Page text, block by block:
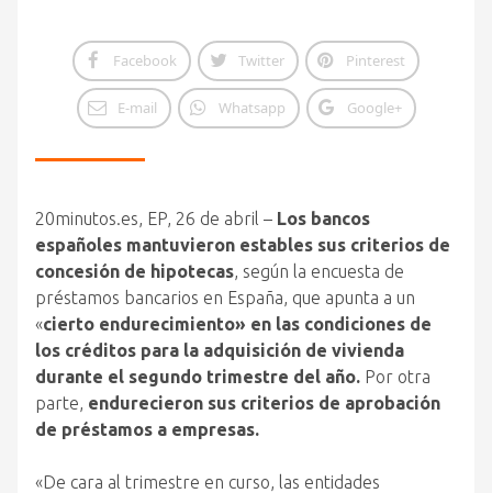
Facebook Twitter Pinterest
E-mail Whatsapp Google+
20minutos.es, EP, 26 de abril – Los bancos
españoles mantuvieron estables sus criterios de
concesión de hipotecas, según la encuesta de
préstamos bancarios en España, que apunta a un
«cierto endurecimiento» en las condiciones de
los créditos para la adquisición de vivienda
durante el segundo trimestre del año. Por otra
parte, endurecieron sus criterios de aprobación
de préstamos a empresas.
«De cara al trimestre en curso, las entidades